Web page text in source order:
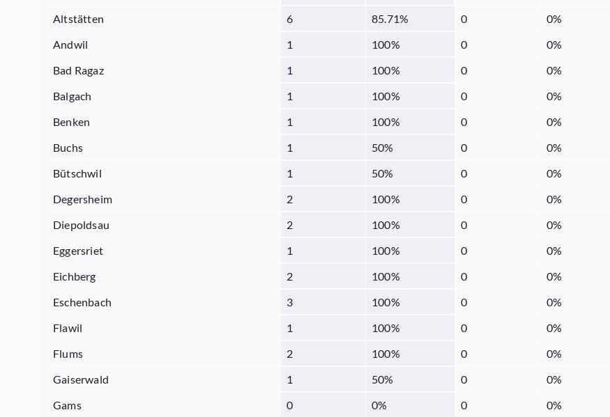
Altstätten
6 85.71% 0 0%
Andwil
1 100% 0 0%
Bad Ragaz
1 100% 0 0%
Balgach
1 100% 0 0%
Benken
1 100% 0 0%
Buchs
1 50% 0 0%
Bütschwil
1 50% 0 0%
Degersheim
2 100% 0 0%
Diepoldsau
2 100% 0 0%
Eggersriet
1 100% 0 0%
Eichberg
2 100% 0 0%
Eschenbach
3 100% 0 0%
Flawil
1 100% 0 0%
Flums
2 100% 0 0%
Gaiserwald
1 50% 0 0%
Gams
0 0% 0 0%